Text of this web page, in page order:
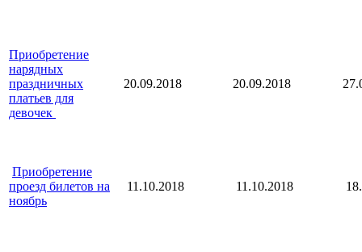
Приобретение
нарядных
праздничных
платьев для
девочек
20.09.2018 20.09.2018
Приобретение
проезд билетов на
ноябрь
11.10.2018 11.10.2018